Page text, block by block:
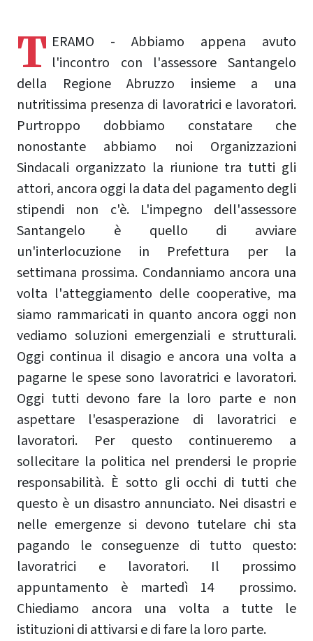
T ERAMO - Abbiamo appena avuto
l'incontro con l'assessore Santangelo
della Regione Abruzzo insieme a una
nutritissima presenza di lavoratrici e lavoratori.
Purtroppo dobbiamo constatare che
nonostante abbiamo noi Organizzazioni
Sindacali organizzato la riunione tra tutti gli
attori, ancora oggi la data del pagamento degli
stipendi non c'è. L'impegno dell'assessore
Santangelo è quello di avviare
un'interlocuzione in Prefettura per la
settimana prossima. Condanniamo ancora una
volta l'atteggiamento delle cooperative, ma
siamo rammaricati in quanto ancora oggi non
vediamo soluzioni emergenziali e strutturali.
Oggi continua il disagio e ancora una volta a
pagarne le spese sono lavoratrici e lavoratori.
Oggi tutti devono fare la loro parte e non
aspettare l'esasperazione di lavoratrici e
lavoratori. Per questo continueremo a
sollecitare la politica nel prendersi le proprie
responsabilità. È sotto gli occhi di tutti che
questo è un disastro annunciato. Nei disastri e
nelle emergenze si devono tutelare chi sta
pagando le conseguenze di tutto questo:
lavoratrici e lavoratori. Il prossimo
appuntamento è martedì 14 prossimo.
Chiediamo ancora una volta a tutte le
istituzioni di attivarsi e di fare la loro parte.